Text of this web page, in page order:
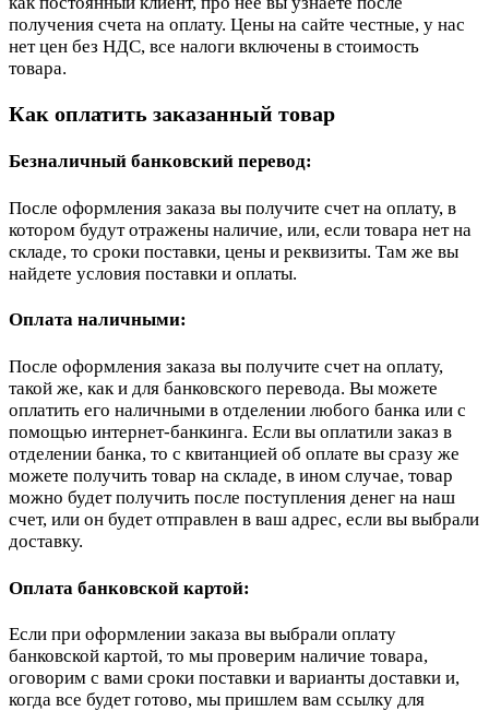
получения счета на оплату. Цены на сайте честные, у нас
нет цен без НДС, все налоги включены в стоимость
товара.
Как оплатить заказанный товар
Безналичный банковский перевод:
После оформления заказа вы получите счет на оплату, в
котором будут отражены наличие, или, если товара нет на
складе, то сроки поставки, цены и реквизиты. Там же вы
найдете условия поставки и оплаты.
Оплата наличными:
После оформления заказа вы получите счет на оплату,
такой же, как и для банковского перевода. Вы можете
оплатить его наличными в отделении любого банка или с
помощью интернет-банкинга. Если вы оплатили заказ в
отделении банка, то с квитанцией об оплате вы сразу же
можете получить товар на складе, в ином случае, товар
можно будет получить после поступления денег на наш
счет, или он будет отправлен в ваш адрес, если вы выбрали
доставку.
Оплата банковской картой:
Если при оформлении заказа вы выбрали оплату
банковской картой, то мы проверим наличие товара,
оговорим с вами сроки поставки и варианты доставки и,
когда все будет готово, мы пришлем вам ссылку для